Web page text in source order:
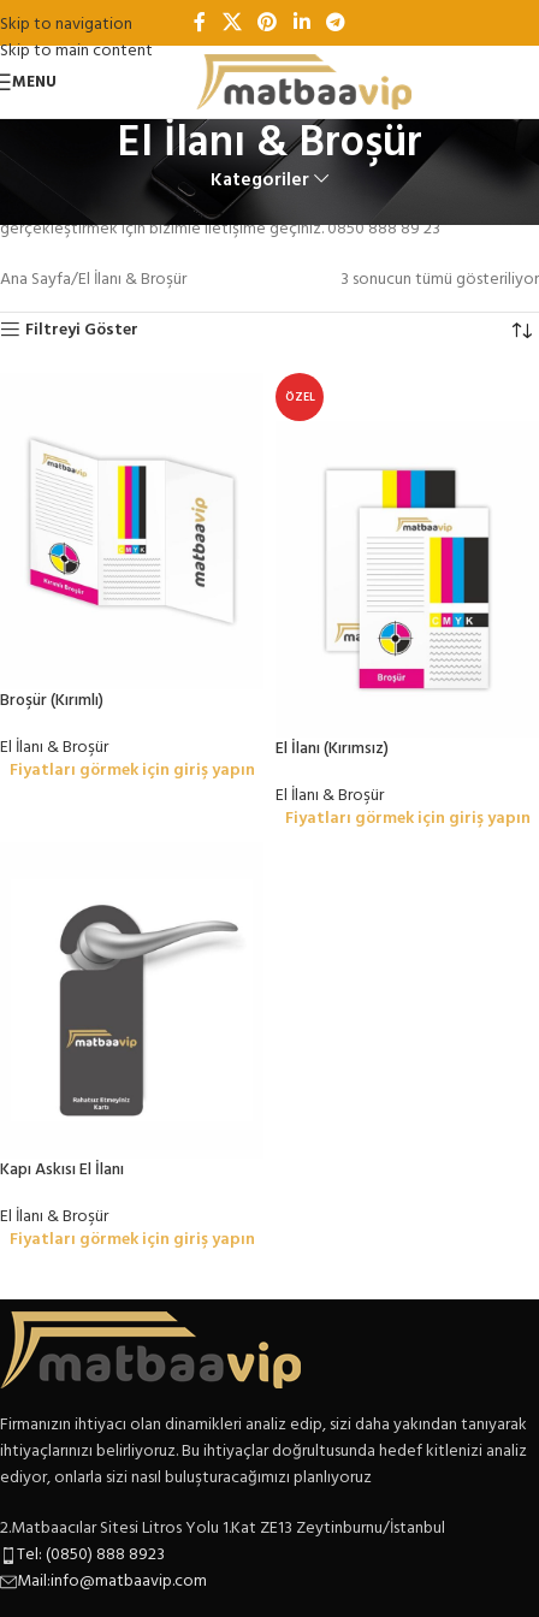
Skip to navigation
Skip to main content
MENU
El İlanı & Broşür
Kategoriler
işlerinizihızlı kaliteli fiyatavantajlarıyla
gerçekleştirmek için bizimle iletişime geçiniz. 0850 888 89 23
Ana Sayfa El İlanı & Broşür
3 sonucun tümü gösteriliyor
Filtreyi Göster
Broşür (Kırımlı)
El İlanı & Broşür
Fiyatları görmek için giriş yapın
ÖZEL
El İlanı (Kırımsız)
El İlanı & Broşür
Fiyatları görmek için giriş yapın
Kapı Askısı El İlanı
El İlanı & Broşür
Fiyatları görmek için giriş yapın
Firmanızın ihtiyacı olan dinamikleri analiz edip, sizi daha yakından tanıyarak
ihtiyaçlarınızı belirliyoruz. Bu ihtiyaçlar doğrultusunda hedef kitlenizi analiz
ediyor, onlarla sizi nasıl buluşturacağımızı planlıyoruz
2.Matbaacılar Sitesi Litros Yolu 1.Kat ZE13 Zeytinburnu/İstanbul
Tel: (0850) 888 8923
Mail:info@matbaavip.com